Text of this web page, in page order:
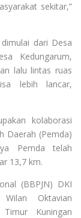
sekitar,”
dari Desa
Kedungarum,
lalu lintas ruas
lebih lancar,
kolaborasi
Daerah (Pemda)
Pemda telah
13,7 km.
(BBPJN) DKI
Wilan Oktavian
Kuningan